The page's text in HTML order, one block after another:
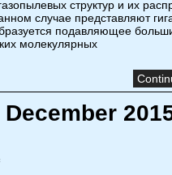
структур и их
случае представляют
подавляющее
молекулярных